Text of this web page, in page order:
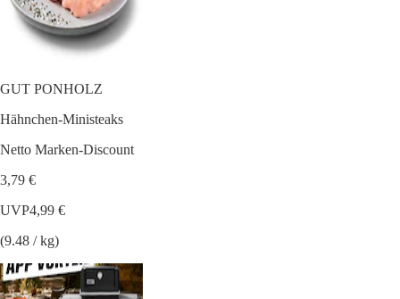
GUT PONHOLZ
Hähnchen-Ministeaks
Netto Marken-Discount
3,79 €
UVP4,99 €
(9.48 / kg)